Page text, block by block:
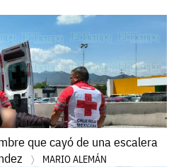
que cayó de una escalera
MARIO ALEMÁN